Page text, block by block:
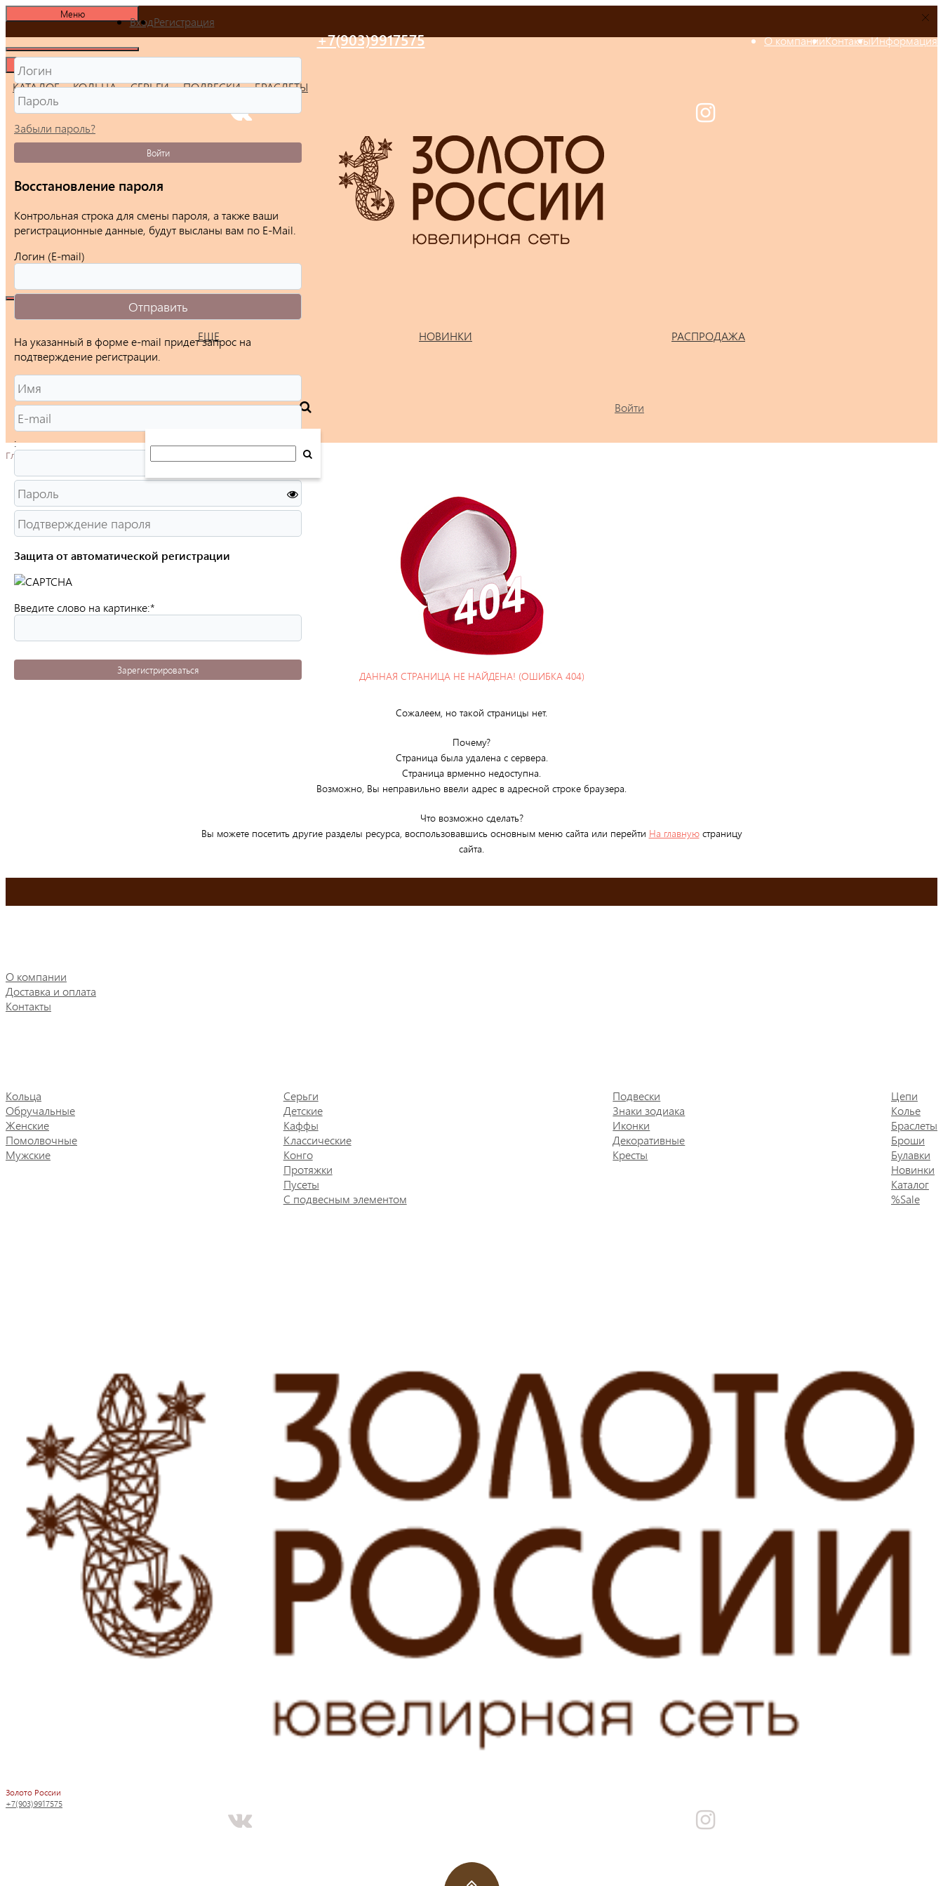
Меню
О компанииКонтактыИнформация
+7(903)9917575
КАТАЛОГ КОЛЬЦА СЕРЬГИ ПОДВЕСКИ БРАСЛЕТЫ
ЕЩЕ НОВИНКИ РАСПРОДАЖА
Войти
Главная
ДАННАЯ СТРАНИЦА НЕ НАЙДЕНА! (ОШИБКА 404)
Сожалеем, но такой страницы нет.
Почему?
Страница была удалена с сервера.
Страница врменно недоступна.
Возможно, Вы неправильно ввели адрес в адресной строке браузера.
Что возможно сделать?
Вы можете посетить другие разделы ресурса, воспользовавшись основным меню сайта или перейти На главнуюстраницу
сайта.
О компании
Доставка и оплата
Контакты
Кольца
Обручальные
Женские
Помолвочные
Мужские
Серьги
Детские
Каффы
Классические
Конго
Протяжки
Пусеты
С подвесным элементом
Подвески
Знаки зодиака
Иконки
Декоративные
Кресты
Цепи
Колье
Браслеты
Броши
Булавки
Новинки
Каталог
%Sale
Золото России
+7(903)9917575
ВходРегистрация
Забыли пароль?
Войти
Восстановление пароля
Контрольная строка для смены пароля, а также ваши
регистрационные данные, будут высланы вам по E-Mail.
Логин (E-mail)
На указанный в форме e-mail придет запрос на
подтверждение регистрации.
:
Защита от автоматической регистрации
Введите слово на картинке:*
Зарегистрироваться